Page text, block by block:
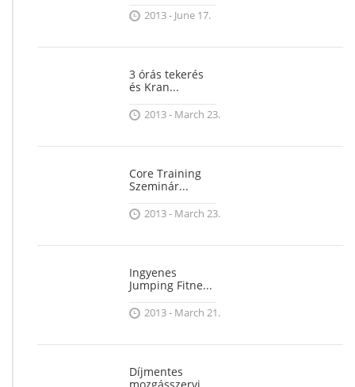
2013 - June 17.
3 órás tekerés
és Kran...
2013 - March 23.
Core Training
Szeminár...
2013 - March 23.
Ingyenes
Jumping Fitne...
2013 - March 21.
Díjmentes